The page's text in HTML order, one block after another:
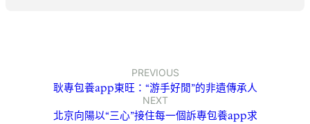
PREVIOUS
耿專包養app東旺：“游手好閒”的非遺傳承人
NEXT
北京向陽以“三心”接住每一個訴專包養app求